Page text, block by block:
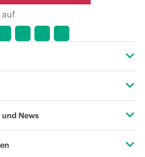
auf
ServicesNews